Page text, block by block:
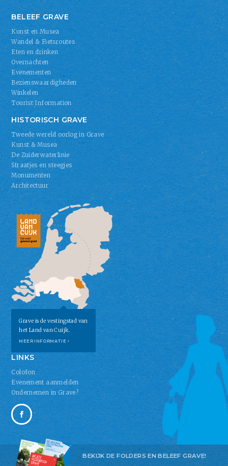
BELEEF GRAVE
Kunst en Musea
Wandel & Fietsroutes
Eten en drinken
Overnachten
Evenementen
Bezienswaardigheden
Winkelen
Tourist Information
HISTORISCH GRAVE
Tweede wereld oorlog in Grave
Kunst & Musea
De Zuiderwaterlinie
Straatjes en steegjes
Monumenten
Architectuur
Grave is de vestingstad van
het Land van Cuijk.
MEER INFORMATIE ›
LINKS
Colofon
Evenement aanmelden
Ondernemen in Grave?
BEKIJK DE FOLDERS EN BELEEF GRAVE!